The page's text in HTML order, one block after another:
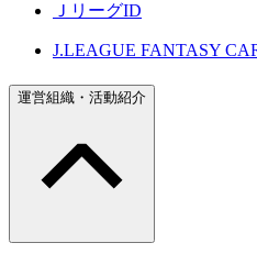
ＪリーグID
J.LEAGUE FANTASY
運営組織・活動紹介